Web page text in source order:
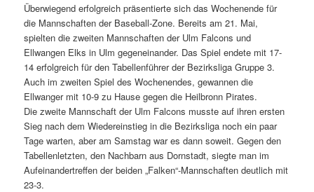
Überwiegend erfolgreich präsentierte sich das Wochenende für
die Mannschaften der Baseball-Zone. Bereits am 21. Mai,
spielten die zweiten Mannschaften der Ulm Falcons und
Ellwangen Elks in Ulm gegeneinander. Das Spiel endete mit 17-
14 erfolgreich für den Tabellenführer der Bezirksliga Gruppe 3.
Auch im zweiten Spiel des Wochenendes, gewannen die
Ellwanger mit 10-9 zu Hause gegen die Heilbronn Pirates.
Die zweite Mannschaft der Ulm Falcons musste auf ihren ersten
Sieg nach dem Wiedereinstieg in die Bezirksliga noch ein paar
Tage warten, aber am Samstag war es dann soweit. Gegen den
Tabellenletzten, den Nachbarn aus Dornstadt, siegte man im
Aufeinandertreffen der beiden „Falken“-Mannschaften deutlich mit
23-3.